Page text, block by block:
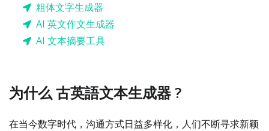
粗体文字生成器
AI 英文作文生成器
AI 文本摘要工具
为什么 古英語文本生成器 ?
在当今数字时代，沟通方式日益多样化，人们不断寻求新颖